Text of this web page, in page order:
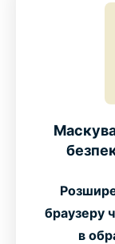
браузеру
в